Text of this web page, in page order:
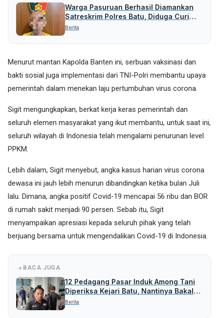
Warga Pasuruan Berhasil Diamankan
Satreskrim Polres Batu, Diduga Curi
Uang Rp 5 Juta
Berita
Menurut mantan Kapolda Banten ini, serbuan vaksinasi dan
bakti sosial juga implementasi dari TNI-Polri membantu upaya
pemerintah dalam menekan laju pertumbuhan virus corona.
Sigit mengungkapkan, berkat kerja keras pemerintah dan
seluruh elemen masyarakat yang ikut membantu, untuk saat ini,
seluruh wilayah di Indonesia telah mengalami penurunan level
PPKM.
Lebih dalam, Sigit menyebut, angka kasus harian virus corona
dewasa ini jauh lebih menurun dibandingkan ketika bulan Juli
lalu. Dimana, angka positif Covid-19 mencapai 56 ribu dan BOR
di rumah sakit menjadi 90 persen. Sebab itu, Sigit
menyampaikan apresiasi kepada seluruh pihak yang telah
berjuang bersama untuk mengendalikan Covid-19 di Indonesia.
BACA JUGA
12 Pedagang Pasar Induk Among Tani
Diperiksa Kejari Batu, Nantinya Bakal
Periksa Pihak Lain
Berita